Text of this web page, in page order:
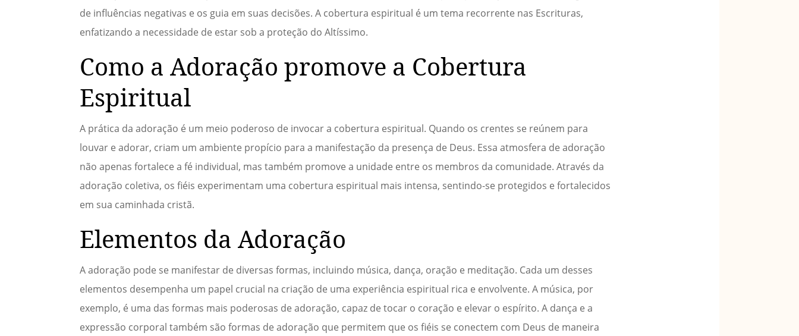
de influências negativas e os guia em suas decisões. A cobertura espiritual é um tema recorrente nas Escrituras,
enfatizando a necessidade de estar sob a proteção do Altíssimo.
Como a Adoração promove a Cobertura
Espiritual
A prática da adoração é um meio poderoso de invocar a cobertura espiritual. Quando os crentes se reúnem para
louvar e adorar, criam um ambiente propício para a manifestação da presença de Deus. Essa atmosfera de adoração
não apenas fortalece a fé individual, mas também promove a unidade entre os membros da comunidade. Através da
adoração coletiva, os fiéis experimentam uma cobertura espiritual mais intensa, sentindo-se protegidos e fortalecidos
em sua caminhada cristã.
Elementos da Adoração
A adoração pode se manifestar de diversas formas, incluindo música, dança, oração e meditação. Cada um desses
elementos desempenha um papel crucial na criação de uma experiência espiritual rica e envolvente. A música, por
exemplo, é uma das formas mais poderosas de adoração, capaz de tocar o coração e elevar o espírito. A dança e a
expressão corporal também são formas de adoração que permitem que os fiéis se conectem com Deus de maneira